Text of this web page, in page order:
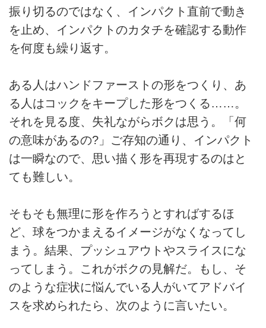
振り切るのではなく、インパクト直前で動き
を止め、インパクトのカタチを確認する動作
を何度も繰り返す。
ある人はハンドファーストの形をつくり、あ
る人はコックをキープした形をつくる……。
それを見る度、失礼ながらボクは思う。「何
の意味があるの?」ご存知の通り、インパクト
は一瞬なので、思い描く形を再現するのはと
ても難しい。
そもそも無理に形を作ろうとすればするほ
ど、球をつかまえるイメージがなくなってし
まう。結果、プッシュアウトやスライスにな
ってしまう。これがボクの見解だ。もし、そ
のような症状に悩んでいる人がいてアドバイ
スを求められたら、次のように言いたい。